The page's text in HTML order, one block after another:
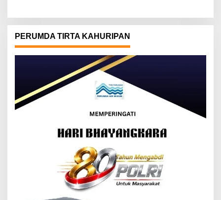
PERUMDA TIRTA KAHURIPAN